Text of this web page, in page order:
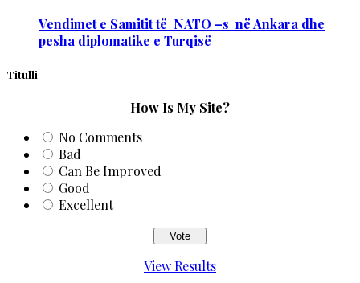
Vendimet e Samitit të NATO –s në Ankara dhe
pesha diplomatike e Turqisë
Titulli
How Is My Site?
No Comments
Bad
Can Be Improved
Good
Excellent
View Results